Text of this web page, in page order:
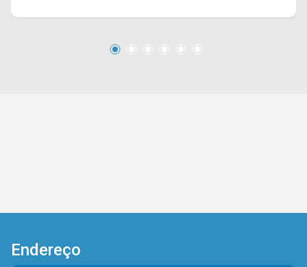
social e 01 lavabo; 01 externo > 04 vagas
Localização privilegiada, próximo da Avenida
Endereço